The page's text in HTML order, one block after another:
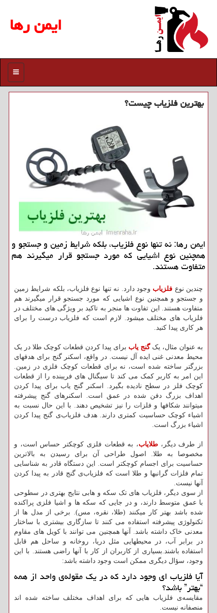
ایمن رها
منو
بهترین فلزیاب چیست؟
ایمن رها: نه تنها نوع فلزیاب، بلكه شرایط زمین و جستجو و
همچنین نوع اشیایی كه مورد جستجو قرار میگیرند هم
متفاوت هستند.
چندین نوع فلزیاب وجود دارد. نه تنها نوع فلزیاب، بلکه شرایط زمین
و جستجو و همچنین نوع اشیایی که مورد جستجو قرار میگیرند هم
متفاوت هستند. این تفاوت ها منجر به تاکید بر ویژگی های مختلف در
فلزیاب های مختلف میشود. لازم است که فلزیاب‌ درست را برای
هر کاری پیدا کنید.
به عنوان مثال، یکگنج یاب برای پیدا کردن قطعات کوچک طلا در یک
محیط معدنی غنی ایده آل نیست. در واقع، اسکنر گنج برای هدفهای
بزرگتر ساخته شده است، نه برای قطعات کوچک فلزی در زمین.
این امر به کاربر کمک می کند تا سیگنال های فریبنده را از قطعات
کوچک فلز در سطح نادیده بگیرد. اسکنر گنج یاب برای پیدا کردن
اهداف بزرگ دفن شده در عمق است. اسکنرهای گنج پیشرفته
میتوانند شکافها و فلزات را نیز تشخیص دهند. با این حال نسبت به
اشیاء کوچک حساسیت کمتری دارند. هدف فلزیاب‌ی گنج پیدا کردن
اشیاء بزرگ است.
از طرف دیگر،طلایاب، به قطعات فلزی کوچکتر حساس است، و
مخصوصا به طلا. اصول طراحی آن برای رسیدن به بالاترین
حساسیت برای اجسام کوچکتر است. این دستگاه قادر به شناسایی
تمام فلزات گرانبها و طلا است که فلزیاب‌ی گنج قادر به پیدا کردن
آنها نیست.
از سوی دیگر، فلزیاب های تک سکه و هابی نتایج بهتری در سطوحی
با عمق متوسط دارند، و در جایی که سکه ها و اشیا فلزی پراکنده
شده باشد بهتر کار میکنند (طلا، نقره، مس). برخی از مدل ها از
تکنولوژی پیشرفته استفاده می کنند تا سازگاری بیشتری با ساختار
معدنی خاک داشته باشد. آنها همچنین می توانند با کویل های مقاوم
در برابر آب، در محیطهایی مثل دریا، روخانه و ساحل هم قابل
استفاده باشند.بسیاری از کاربران از کار با آنها راضی هستند. با این
وجود، سؤال دیگری ممکن است وجود داشته باشد:
آیا فلزیاب ای وجود دارد که در یک مقوله‌ی واحد از همه
“بهتر” باشد؟
مقایسه‌ی فلزیاب هایی که برای اهداف مختلف ساخته شده اند
منصفانه نیست.